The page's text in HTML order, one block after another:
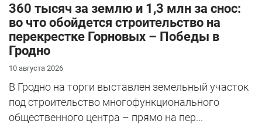
360 тысяч за землю и 1,3 млн за снос:
во что обойдется строительство на
перекрестке Горновых – Победы в
Гродно
10 августа 2026
В Гродно на торги выставлен земельный участок
под строительство многофункционального
общественного центра – прямо на пер...